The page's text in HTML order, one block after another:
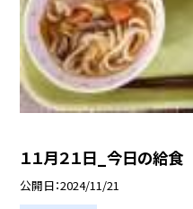
１１月２１日_今日の給食
公開日 2024/11/21